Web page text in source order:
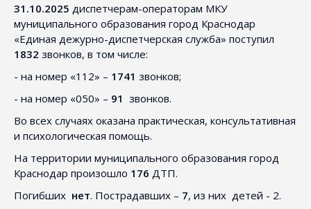
31.10.2025 диспетчерам-операторам МКУ
муниципального образования город Краснодар
«Единая дежурно-диспетчерская служба» поступил
1832 звонков, в том числе:
- на номер «112» – 1741 звонков;
- на номер «050» – 91 звонков.
Во всех случаях оказана практическая, консультативная
и психологическая помощь.
На территории муниципального образования город
Краснодар произошло 176 ДТП.
Погибших нет. Пострадавших – 7, из них детей - 2.